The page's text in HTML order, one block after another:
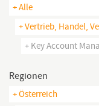
+ Alle
+ Vertrieb, Handel,
+ Key Account
Regionen
+ Österreich